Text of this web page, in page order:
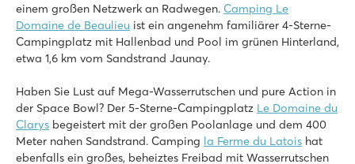
einem großen Netzwerk an Radwegen. Camping Le
Domaine de Beaulieu ist ein angenehm familiärer 4-Sterne-
Campingplatz mit Hallenbad und Pool im grünen Hinterland,
etwa 1,6 km vom Sandstrand Jaunay.
Haben Sie Lust auf Mega-Wasserrutschen und pure Action in
der Space Bowl? Der 5-Sterne-Campingplatz Le Domaine du
Clarys begeistert mit der großen Poolanlage und dem 400
Meter nahen Sandstrand. Camping la Ferme du Latois hat
ebenfalls ein großes, beheiztes Freibad mit Wasserrutschen